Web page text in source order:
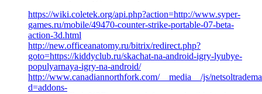
https://wiki.coletek.org/api.php?action=http://www.syper-
games.ru/mobile/49470-counter-strike-portable-07-beta-
action-3d.html
http://new.officeanatomy.ru/bitrix/redirect.php?
goto=https://kiddyclub.ru/skachat-na-android-igry-lyubye-
populyarnaya-igry-na-android/
http://www.canadiannorthfork.com/__media__/js/
d=addons-